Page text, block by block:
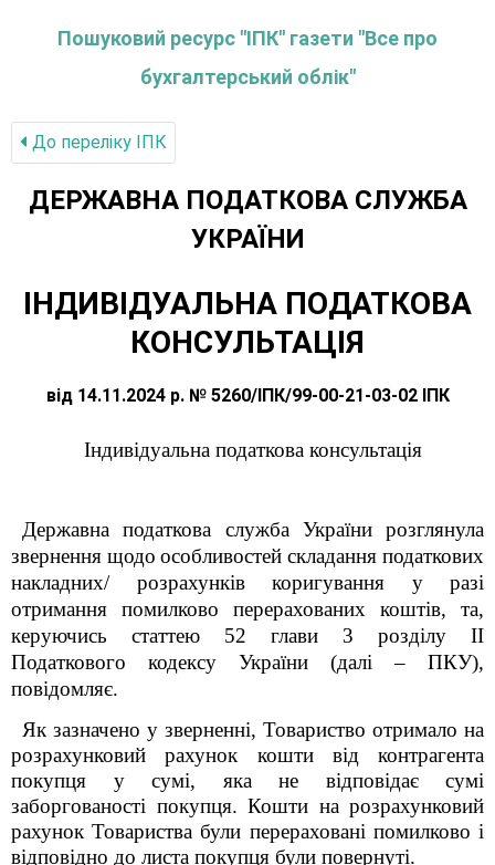
Пошуковий ресурс "ІПК" газети "Все про
бухгалтерський облік"
До переліку IПК
ДЕРЖАВНА ПОДАТКОВА СЛУЖБА
УКРАЇНИ
ІНДИВІДУАЛЬНА ПОДАТКОВА
КОНСУЛЬТАЦІЯ
від 14.11.2024 р. № 5260/ІПК/99-00-21-03-02 ІПК
Індивідуальна податкова консультація
Державнаподаткова служба України розглянула
звернення щодо особливостей складання податкових
накладних/ розрахунків коригування у разі
отримання помилково перерахованих коштів, та,
керуючись статтею 52 глави 3 розділу ІІ
Податкового кодексу України (далі – ПКУ),
повідомляє.
Як зазначено у зверненні, Товариство отримало на
розрахунковий рахунок кошти від контрагента
покупця у сумі, яка не відповідає сумі
заборгованості покупця. Кошти на розрахунковий
рахунок Товариства були перераховані помилково і
відповідно до листа покупця були повернуті.